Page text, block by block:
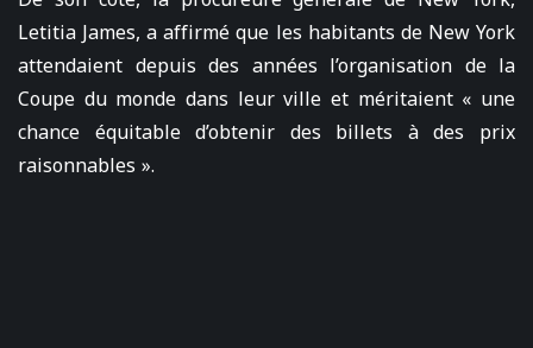
Letitia James, a affirmé que les habitants de New York
attendaient depuis des années l’organisation de la
Coupe du monde dans leur ville et méritaient « une
chance équitable d’obtenir des billets à des prix
raisonnables ».